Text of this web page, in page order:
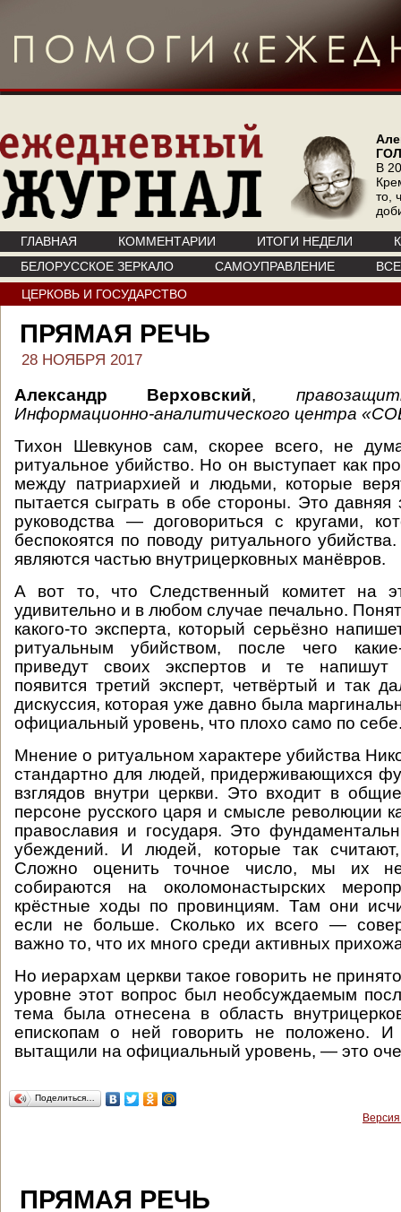
В
то,
ГЛАВНАЯ КОММЕНТАРИИ ИТОГИ НЕДЕЛИ
БЕЛОРУССКОЕ ЗЕРКАЛО
САМОУПРАВЛЕНИЕ
ЦЕРКОВЬ И ГОСУДАРСТВО
ПРЯМАЯ РЕЧЬ
28 НОЯБРЯ 2017
Александр Верховский,
Информационно-аналитического центра
Тихон Шевкунов сам, скорее всего, не
ритуальное убийство. Но он выступает как
между патриархией и людьми, которые
пытается сыграть в обе стороны. Это давняя
руководства — договориться с кругами,
беспокоятся по поводу ритуального
являются частью внутрицерковных манёвров.
А вот то, что Следственный комитет на
удивительно и в любом случае печально.
какого-то эксперта, который серьёзно
ритуальным убийством, после чего
приведут своих экспертов и те напишут
появится третий эксперт, четвёртый и так
дискуссия, которая уже давно была
официальный уровень, что плохо само по
Мнение о ритуальном характере убийства
стандартно для людей, придерживающихся
взглядов внутри церкви. Это входит в
персоне русского царя и смысле революции
православия и государя. Это
убеждений. И людей, которые так
Сложно оценить точное число, мы их
собираются на околомонастырских
крёстные ходы по провинциям. Там они
если не больше. Сколько их всего —
важно то, что их много среди активных
Но иерархам церкви такое говорить не
уровне этот вопрос был необсуждаемым
тема была отнесена в область
епископам о ней говорить не положено.
вытащили на официальный уровень, — это
Поделиться…
ПРЯМАЯ РЕЧЬ